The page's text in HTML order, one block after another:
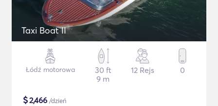
Taxi Boat II
Łódź motorowa
30 ft
9 m
12 Rejs 0
$2,466 /dzień